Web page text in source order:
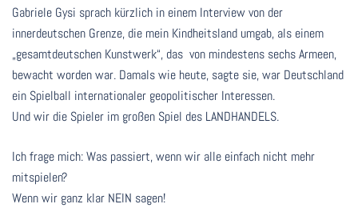
Gabriele Gysi sprach kürzlich in einem Interview von der
innerdeutschen Grenze, die mein Kindheitsland umgab, als einem
„gesamtdeutschen Kunstwerk“, das von mindestens sechs Armeen,
bewacht worden war. Damals wie heute, sagte sie, war Deutschland
ein Spielball internationaler geopolitischer Interessen.
Und wir die Spieler im großen Spiel des LANDHANDELS.
Ich frage mich: Was passiert, wenn wir alle einfach nicht mehr
mitspielen?
Wenn wir ganz klar NEIN sagen!